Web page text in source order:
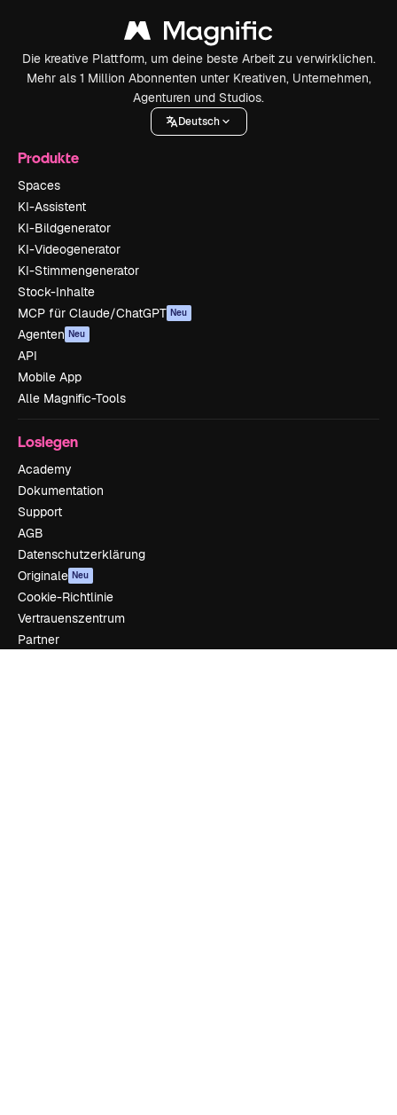
Die kreative Plattform, um deine beste Arbeit zu verwirklichen.
Mehr als 1 Million Abonnenten unter Kreativen, Unternehmen,
Agenturen und Studios.
Deutsch
Produkte
Spaces
KI-Assistent
KI-Bildgenerator
KI-Videogenerator
KI-Stimmengenerator
Stock-Inhalte
MCP für Claude/ChatGPT Neu
Agenten Neu
API
Mobile App
Alle Magnific-Tools
Loslegen
Academy
Dokumentation
Support
AGB
Datenschutzerklärung
Originale Neu
Cookie-Richtlinie
Vertrauenszentrum
Partner